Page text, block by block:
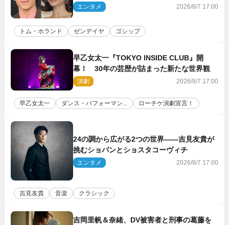
に着けたトムも初キャッチ
エンタメ 2026/8/7 17:00
トム・ホランド ゼンデイヤ ゴシップ
早乙女太一『TOKYO INSIDE CLUB』開
幕！ 30年の芸歴が詰まった新たな世界観
演劇 2026/8/7 17:00
早乙女太一 ダンス・パフォーマン... ローチケ演劇宣言！
24の調から広がる2つの世界――吉見友貴が
挑むショパンとショスタコーヴィチ
エンタメ 2026/8/7 17:00
吉見友貴 音楽 クラシック
吉岡里帆＆奈緒、DV被害者と刑事の葛藤を